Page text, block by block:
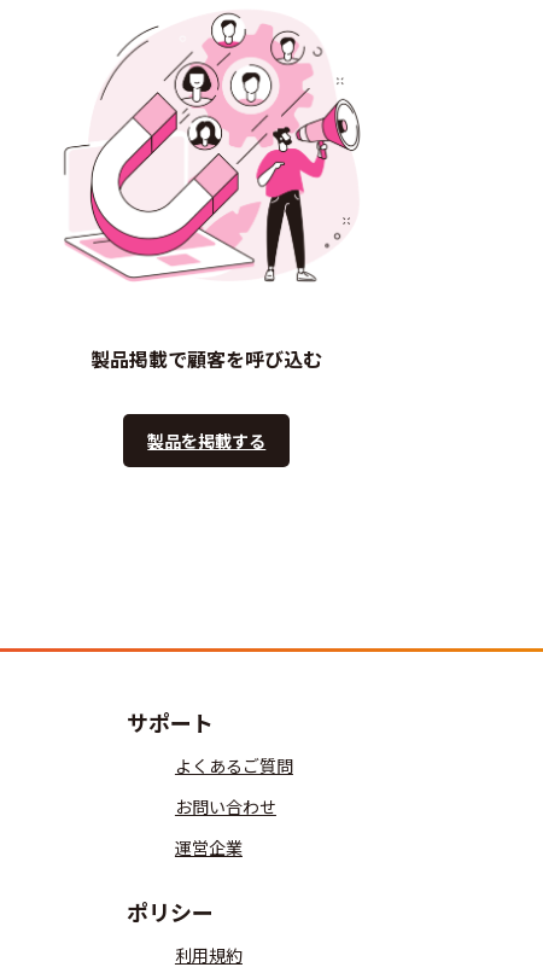
製品掲載で顧客を呼び込む
製品を掲載する
サポート
よくあるご質問
お問い合わせ
運営企業
ポリシー
利用規約